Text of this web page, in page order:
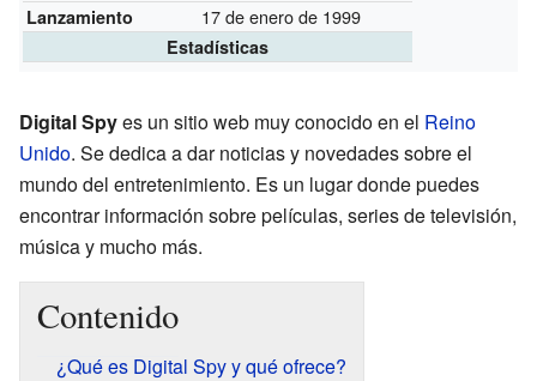
Lanzamiento 17 de enero de 1999
Estadísticas
Digital Spyes un sitio web muy conocido en el Reino
Unido. Se dedica a dar noticias y novedades sobre el
mundo del entretenimiento. Es un lugar donde puedes
encontrar información sobre películas, series de televisión,
música y mucho más.
Contenido
¿Qué es Digital Spy y qué ofrece?